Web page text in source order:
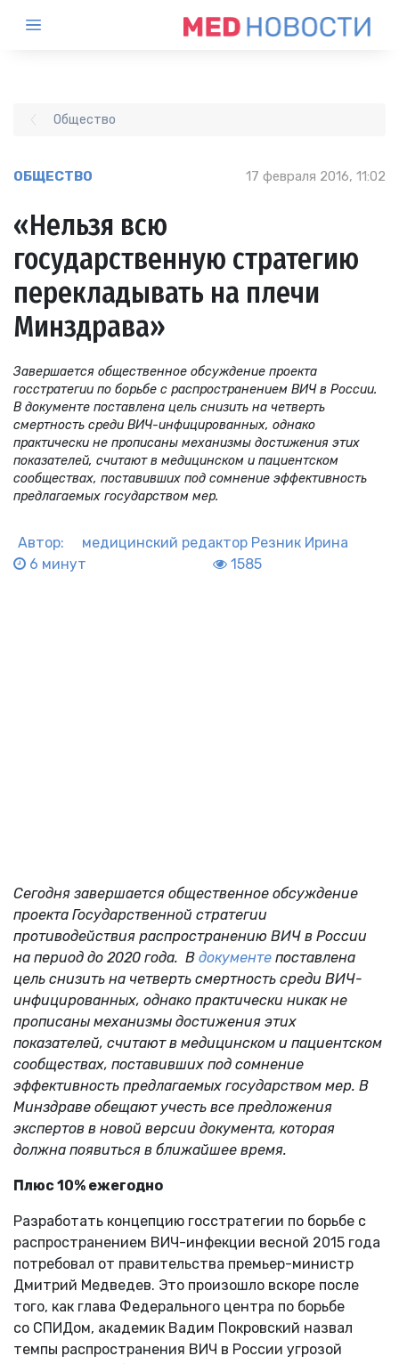
Общество
ОБЩЕСТВО 17 февраля 2016, 11:02
«Нельзя всю
государственную стратегию
перекладывать на плечи
Минздрава»
Завершается общественное обсуждение проекта
госстратегии по борьбе с распространением ВИЧ в России.
В документе поставлена цель снизить на четверть
смертность среди ВИЧ-инфицированных, однако
практически не прописаны механизмы достижения этих
показателей, считают в медицинском и пациентском
сообществах, поставивших под сомнение эффективность
предлагаемых государством мер.
Автор: медицинский редактор Резник Ирина
6 минут
1585
Сегодня завершается общественное обсуждение
проекта Государственной стратегии
противодействия распространению ВИЧ в России
на период до 2020 года. В документе поставлена
цель снизить на четверть смертность среди ВИЧ-
инфицированных, однако практически никак не
прописаны механизмы достижения этих
показателей, считают в медицинском и пациентском
сообществах, поставивших под сомнение
эффективность предлагаемых государством мер. В
Минздраве обещают учесть все предложения
экспертов в новой версии документа, которая
должна появиться в ближайшее время.
Плюс 10% ежегодно
Разработать концепцию госстратегии по борьбе с
распространением ВИЧ-инфекции весной 2015 года
потребовал от правительства премьер-министр
Дмитрий Медведев. Это произошло вскоре после
того, как глава Федерального центра по борьбе
со СПИДом, академик Вадим Покровский назвал
темпы распространения ВИЧ в России угрозой